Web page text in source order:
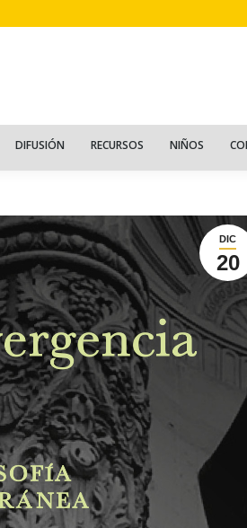
DIFUSIÓN RECURSOS NIÑOS
DIC
20
PROGRAMAS DIFUSIÓN